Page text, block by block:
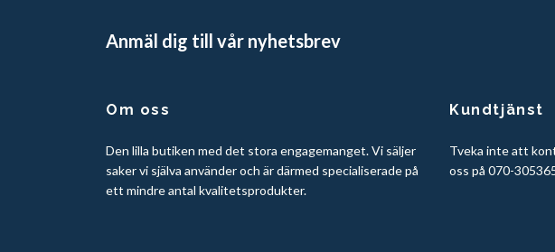
Anmäl dig till vår nyhetsbrev
Om oss
Den lilla butiken med det stora engagemanget. Vi säljer
saker vi själva använder och är därmed specialiserade på
ett mindre antal kvalitetsprodukter.
Kundtjänst
Tveka inte att
oss på 070-